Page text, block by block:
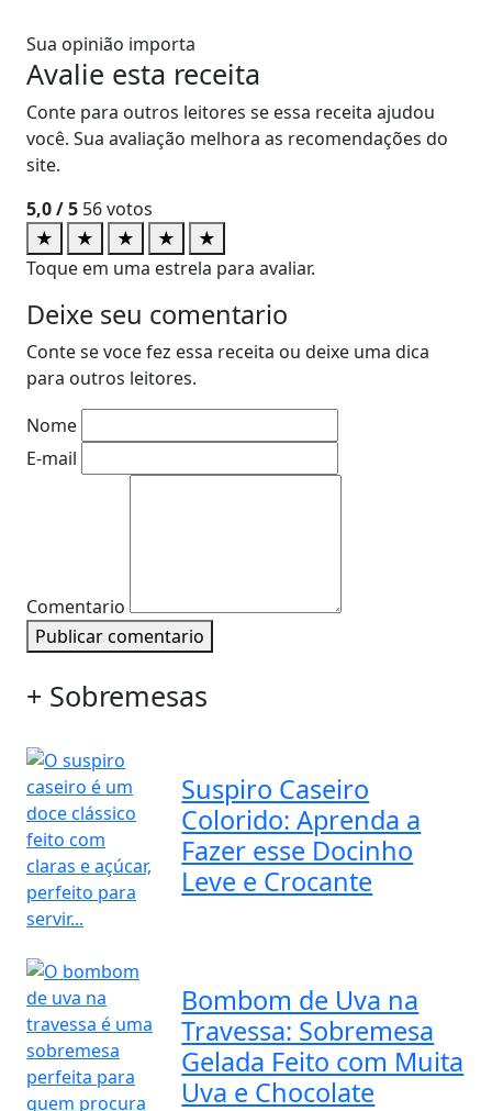
Sua opinião importa
Avalie esta receita
Conte para outros leitores se essa receita ajudou
você. Sua avaliação melhora as recomendações do
site.
5,0/ 5 56votos
★
★ ★ ★
★
Toque em uma estrela para avaliar.
Deixe seu comentario
Conte se voce fez essa receita ou deixe uma dica
para outros leitores.
Nome
E-mail
Comentario
Publicar comentario
+ Sobremesas
Suspiro Caseiro
Colorido: Aprenda a
Fazer esse Docinho
Leve e Crocante
Bombom de Uva na
Travessa: Sobremesa
Gelada Feito com Muita
Uva e Chocolate